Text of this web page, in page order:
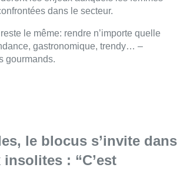
dans le secteur.
le même: rendre n’importe quelle
gastronomique, trendy… –
gourmands.
le blocus s’invite dans
: “C’est